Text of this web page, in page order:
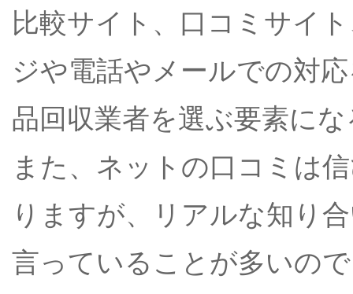
比較サイト、口コミサイ
ジや電話やメールでの対
品回収業者を選ぶ要素に
また、ネットの口コミは
りますが、リアルな知り
言っていることが多いの